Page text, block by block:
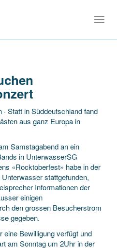
Statt in Süddeutschland fand
aus ganz Europa in
Samstagabend an ein
in UnterwasserSG
«Rocktoberfest» habe in der
stattgefunden,
Informationen der
einigen
den grossen Besucherstrom
gegeben.
eine Bewilligung verfügt und
am Sonntag um 2Uhr in der